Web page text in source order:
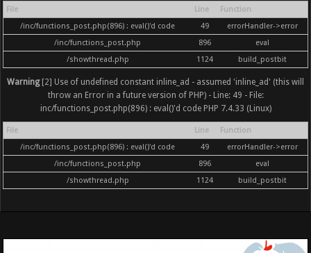
File Line
Function
/inc/functions_post.php(896) : eval()'d code
49
errorHandler->error
/inc/functions_post.php
896
eval
/showthread.php
1124 build_postbit
Warning[2] Use of undefined constant inline_ad - assumed 'inline_ad' (this will
throw an Error in a future version of PHP) - Line: 49 - File:
inc/functions_post.php(896) : eval()'d code PHP 7.4.33 (Linux)
File Line
Function
/inc/functions_post.php(896) : eval()'d code
49
errorHandler->error
/inc/functions_post.php
896
eval
/showthread.php
1124 build_postbit